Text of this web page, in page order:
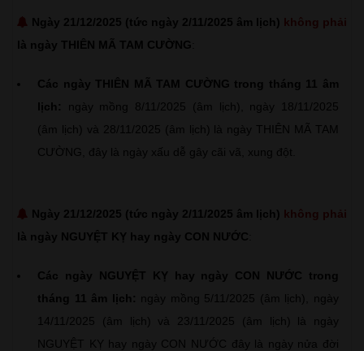
Ngày 21/12/2025 (tức ngày 2/11/2025 âm lịch) không phải
là ngày THIÊN MÃ TAM CƯỜNG
Các ngày THIÊN MÃ TAM CƯỜNG trong tháng 11 âm
lịch:
ngày mồng 8/11/2025 (âm lịch), ngày 18/11/2025
(âm lịch) và 28/11/2025 (âm lịch) là ngày THIÊN MÃ TAM
CƯỜNG, đây là ngày xấu dễ gây cãi vã, xung đột.
Ngày 21/12/2025 (tức ngày 2/11/2025 âm lịch) không phải
là ngày NGUYỆT KỴ hay ngày CON NƯỚC
Các ngày NGUYỆT KỴ hay ngày CON NƯỚC trong
tháng 11 âm lịch: ngày mồng 5/11/2025 (âm lịch), ngày
14/11/2025 (âm lịch) và 23/11/2025 (âm lịch) là ngày
NGUYỆT KỴ hay ngày CON NƯỚC đây là ngày nửa đời